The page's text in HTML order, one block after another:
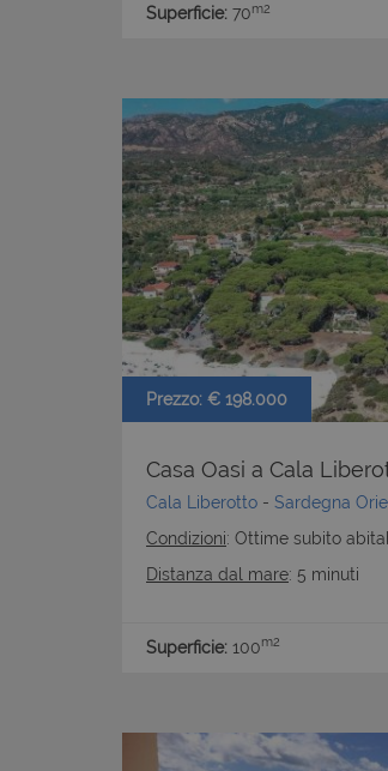
Superficie: 70m2
Prezzo: € 198.000
Casa Oasi a Cala
Cala Liberotto - Sardegna
Condizioni: Ottime subito
Distanza dal mare: 5 minuti
Superficie: 100m2